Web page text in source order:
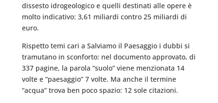
dissesto idrogeologico e quelli destinati alle opere è
molto indicativo: 3,61 miliardi contro 25 miliardi di
euro.
Rispetto temi cari a Salviamo il Paesaggio i dubbi si
tramutano in sconforto: nel documento approvato, di
337 pagine, la parola “suolo” viene menzionata 14
volte e “paesaggio” 7 volte. Ma anche il termine
“acqua” trova ben poco spazio: 12 sole citazioni.